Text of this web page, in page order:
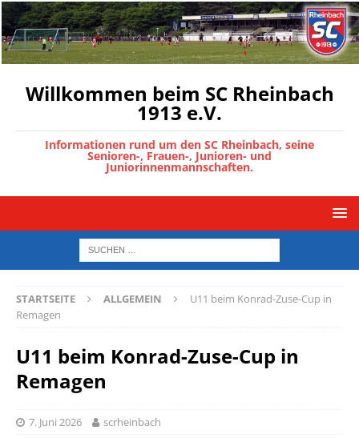
Willkommen beim SC Rheinbach
1913 e.V.
Informationen rund um den SC Rheinbach, seine
Senioren-, Frauen-, Junioren- und
Juniorinnenmannschaften.
STARTSEITE ALLGEMEIN
U11 beim Konrad-Zuse-Cup in
Remagen
U11 beim Konrad-Zuse-Cup in
Remagen
7. Juni 2026 scrheinbach